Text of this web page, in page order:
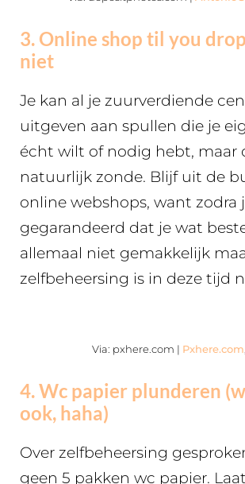
3. Online shop til you
niet
Je kan al je zuurverdiende
uitgeven aan spullen die je
écht wilt of nodig hebt, maar
natuurlijk zonde. Blijf uit de
online webshops, want zodra
gegarandeerd dat je wat
allemaal niet gemakkelijk
zelfbeheersing is in deze tijd
Via: pxhere.com | Pxhere.com
4. Wc papier plunderen
ook, haha)
Over zelfbeheersing
geen 5 pakken wc papier.